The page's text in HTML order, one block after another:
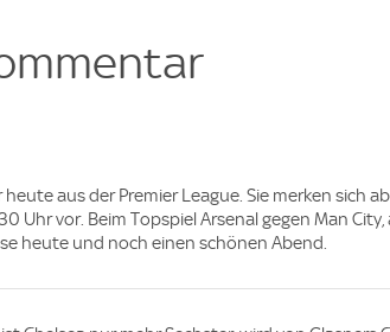
heute aus der Premier League. Sie merken sich
Uhr vor. Beim Topspiel Arsenal gegen Man
heute und noch einen schönen Abend.